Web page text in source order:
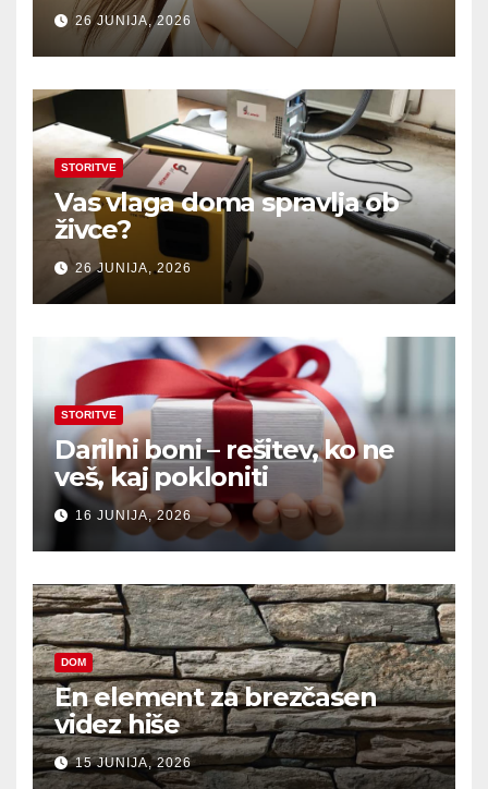
26 JUNIJA, 2026
STORITVE
Vas vlaga doma spravlja ob
živce?
26 JUNIJA, 2026
STORITVE
Darilni boni – rešitev, ko ne
veš, kaj pokloniti
16 JUNIJA, 2026
DOM
En element za brezčasen
videz hiše
15 JUNIJA, 2026